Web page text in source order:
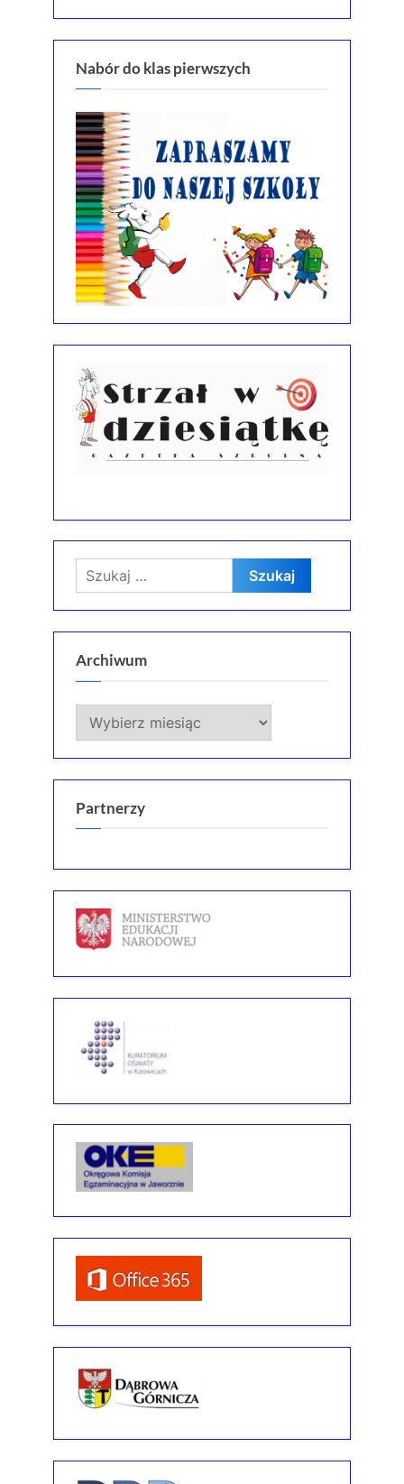
Nabór do klas pierwszych
Szukaj:
Archiwum
Archiwum
Partnerzy